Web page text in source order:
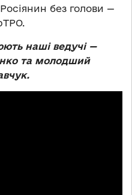
без голови —
наші ведучі —
та молодший